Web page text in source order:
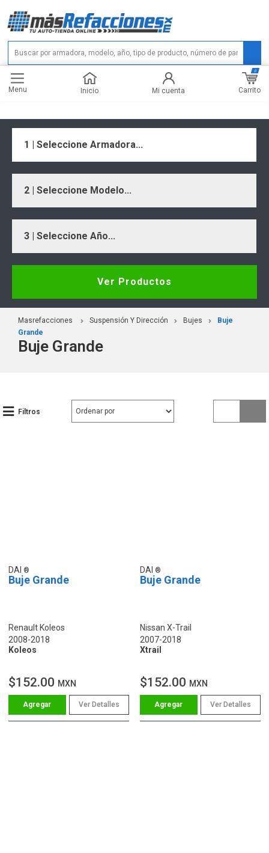
Menu Inicio Mi cuenta Carrito
0
1 | Seleccione Armadora...
2 | Seleccione Modelo...
3 | Seleccione Año...
Ver Productos
Masrefacciones Suspensión Y Dirección Bujes
Buje
Grande
Buje Grande
Filtros
DAI
Buje Grande
Renault Koleos
2008-2018
Koleos
$152.00 MXN
Ver Detalles
DAI
Buje Grande
Nissan X-Trail
2007-2018
Xtrail
$152.00 MXN
Ver Detalles